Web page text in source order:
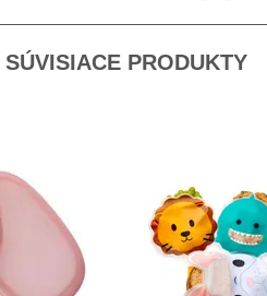
SÚVISIACE PRODUKTY